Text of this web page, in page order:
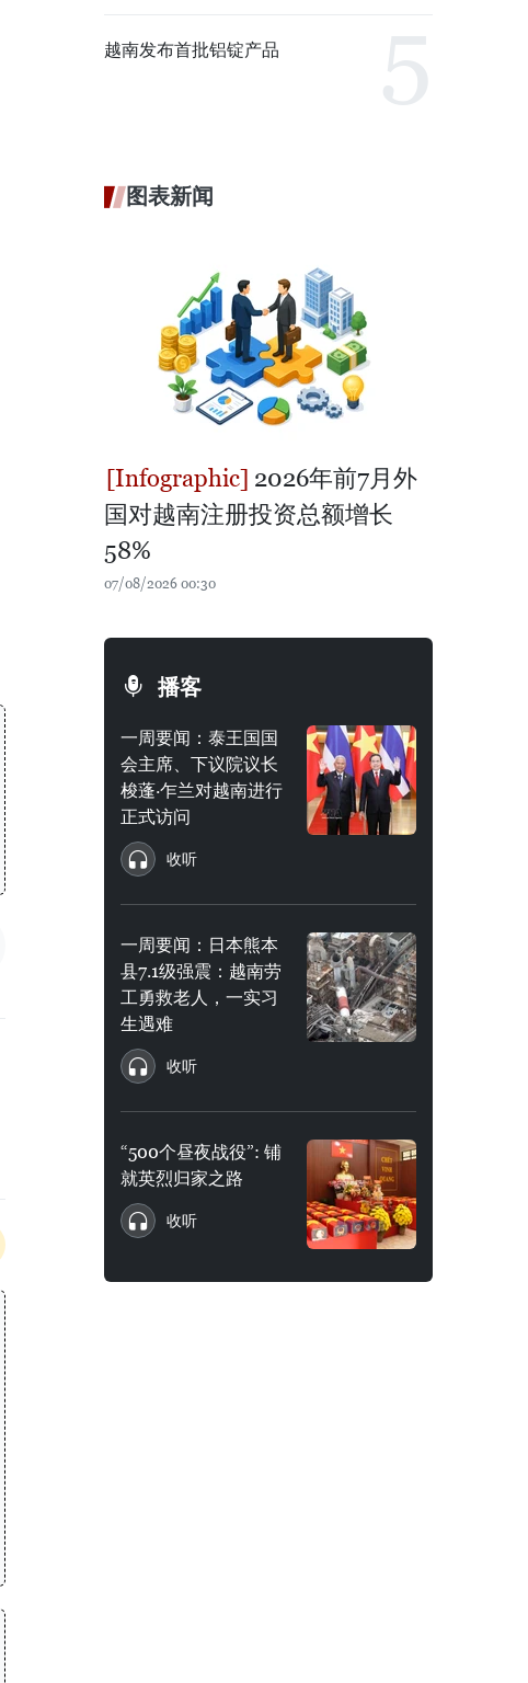
越南发布首批铝锭产品
图表新闻
2026年前7月外
国对越南注册投资总额增长
58%
07/08/2026 00:30
播客
一周要闻：泰王国国
会主席、下议院议长
梭蓬·乍兰对越南进行
正式访问
收听
一周要闻：日本熊本
县7.1级强震：越南劳
工勇救老人，一实习
生遇难
收听
“500个昼夜战役”: 铺
就英烈归家之路
收听